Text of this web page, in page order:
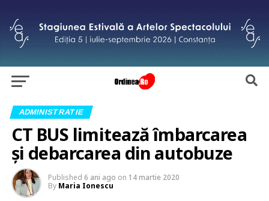
ADMINISTRATIE
CT BUS limitează îmbarcarea
şi debarcarea din autobuze
Published 6 ani ago on 14 martie 2020
By Maria Ionescu